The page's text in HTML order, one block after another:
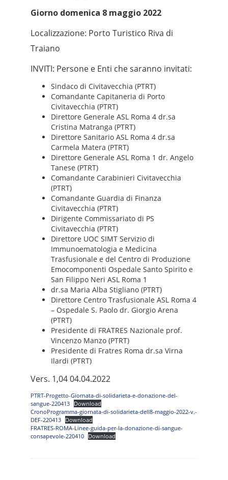
Giorno domenica 8 maggio 2022
Localizzazione: Porto Turistico Riva di
Traiano
INVITI: Persone e Enti che saranno invitati:
Sindaco di Civitavecchia (PTRT)
Comandante Capitaneria di Porto
Civitavecchia (PTRT)
Direttore Generale ASL Roma 4 dr.sa
Cristina Matranga (PTRT)
Direttore Sanitario ASL Roma 4 dr.sa
Carmela Matera (PTRT)
Direttore Generale ASL Roma 1 dr. Angelo
Tanese (PTRT)
Comandante Carabinieri Civitavecchia
(PTRT)
Comandante Guardia di Finanza
Civitavecchia (PTRT)
Dirigente Commissariato di PS
Civitavecchia (PTRT)
Direttore UOC SIMT Servizio di
Immunoematologia e Medicina
Trasfusionale e del Centro di Produzione
Emocomponenti Ospedale Santo Spirito e
San Filippo Neri ASL Roma 1
dr.sa Maria Alba Stigliano (PTRT)
Direttore Centro Trasfusionale ASL Roma 4
– Ospedale S. Paolo dr. Giorgio Arena
(PTRT)
Presidente di FRATRES Nazionale prof.
Vincenzo Manzo (PTRT)
Presidente di Fratres Roma dr.sa Virna
Ilardi (PTRT)
Vers. 1,04 04.04.2022
PTRT-Progetto-Giornata-di-solidarieta-e-donazione-del-
sangue-220413 Download
CronoProgramma-giornata-di-solidarieta-dell8-maggio-2022-v.-
DEF-220413 Download
FRATRES-ROMA-Linee-guida-per-la-donazione-di-sangue-
consapevole-220410 Download